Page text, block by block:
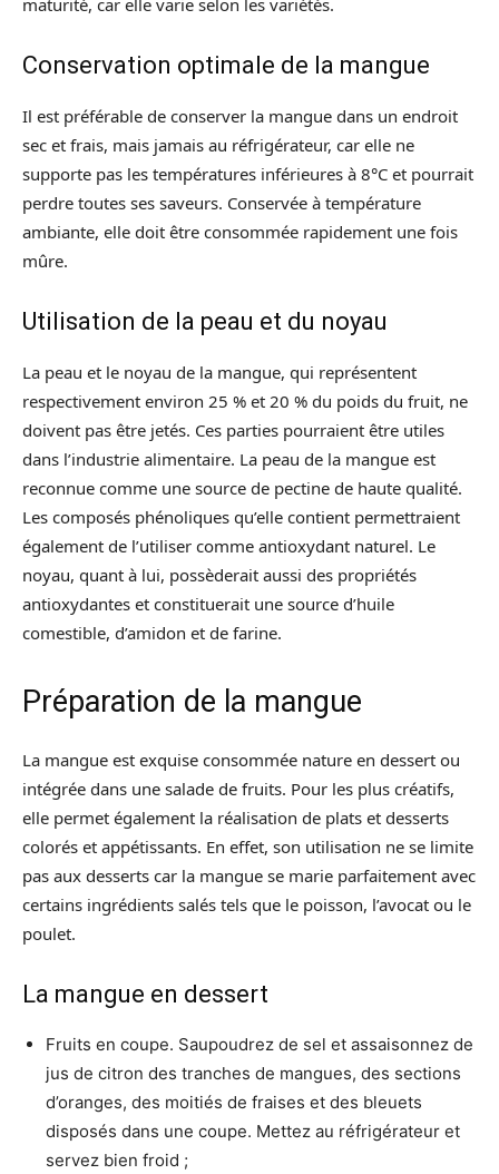
maturité, car elle varie selon les variétés.
Conservation optimale de la mangue
Il est préférable de conserver la mangue dans un endroit
sec et frais, mais jamais au réfrigérateur, car elle ne
supporte pas les températures inférieures à 8°C et pourrait
perdre toutes ses saveurs. Conservée à température
ambiante, elle doit être consommée rapidement une fois
mûre.
Utilisation de la peau et du noyau
La peau et le noyau de la mangue, qui représentent
respectivement environ 25 % et 20 % du poids du fruit, ne
doivent pas être jetés. Ces parties pourraient être utiles
dans l’industrie alimentaire. La peau de la mangue est
reconnue comme une source de pectine de haute qualité.
Les composés phénoliques qu’elle contient permettraient
également de l’utiliser comme antioxydant naturel. Le
noyau, quant à lui, possèderait aussi des propriétés
antioxydantes et constituerait une source d’huile
comestible, d’amidon et de farine.
Préparation de la mangue
La mangue est exquise consommée nature en dessert ou
intégrée dans une salade de fruits. Pour les plus créatifs,
elle permet également la réalisation de plats et desserts
colorés et appétissants. En effet, son utilisation ne se limite
pas aux desserts car la mangue se marie parfaitement avec
certains ingrédients salés tels que le poisson, l’avocat ou le
poulet.
La mangue en dessert
Fruits en coupe. Saupoudrez de sel et assaisonnez de
jus de citron des tranches de mangues, des sections
d’oranges, des moitiés de fraises et des bleuets
disposés dans une coupe. Mettez au réfrigérateur et
servez bien froid ;